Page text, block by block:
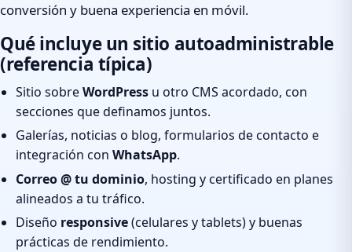
conversión y buena experiencia en móvil.
Qué incluye un sitio autoadministrable
(referencia típica)
Sitio sobreWordPress u otro CMS acordado, con
secciones que definamos juntos.
Galerías, noticias o blog, formularios de contacto e
integración con WhatsApp.
Correo @ tu dominio, hosting y certificado en planes
alineados a tu tráfico.
Diseño responsive(celulares y tablets) y buenas
prácticas de rendimiento.